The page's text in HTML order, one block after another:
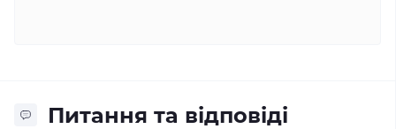
Питання та відповіді